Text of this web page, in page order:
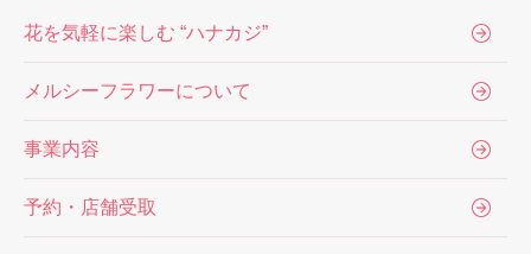
花を気軽に楽しむ “ハナカジ”
メルシーフラワーについて
事業内容
予約・店舗受取